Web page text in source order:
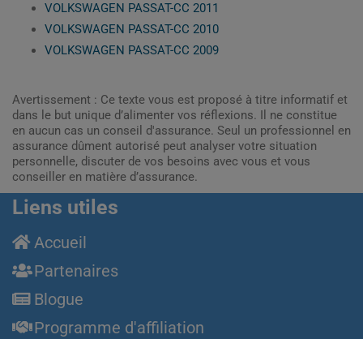
VOLKSWAGEN PASSAT-CC 2011
VOLKSWAGEN PASSAT-CC 2010
VOLKSWAGEN PASSAT-CC 2009
Avertissement : Ce texte vous est proposé à titre informatif et
dans le but unique d’alimenter vos réflexions. Il ne constitue
en aucun cas un conseil d'assurance. Seul un professionnel en
assurance dûment autorisé peut analyser votre situation
personnelle, discuter de vos besoins avec vous et vous
conseiller en matière d’assurance.
Liens utiles
Accueil
Partenaires
Blogue
Programme d'affiliation